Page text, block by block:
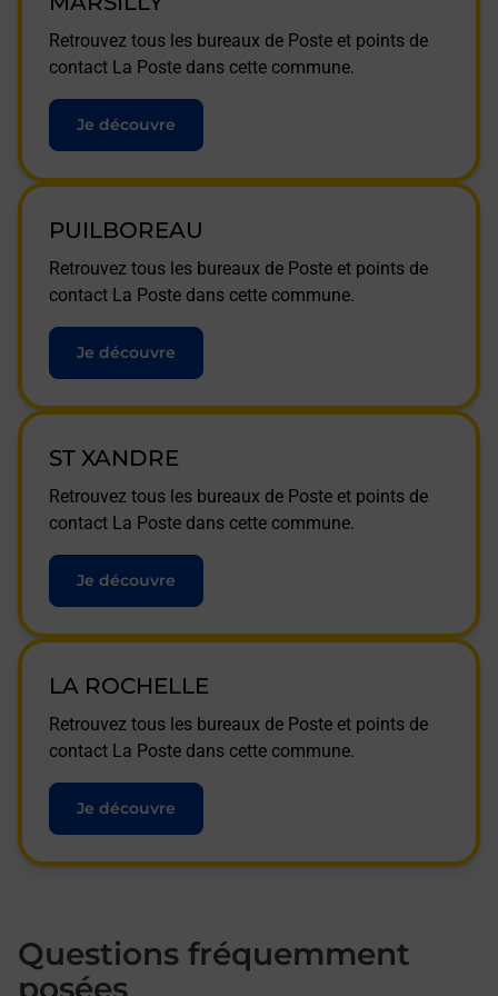
Retrouvez tous les bureaux de Poste et points de
contact La Poste dans cette commune.
Je découvre
PUILBOREAU
Retrouvez tous les bureaux de Poste et points de
contact La Poste dans cette commune.
Je découvre
ST XANDRE
Retrouvez tous les bureaux de Poste et points de
contact La Poste dans cette commune.
Je découvre
LA ROCHELLE
Retrouvez tous les bureaux de Poste et points de
contact La Poste dans cette commune.
Je découvre
Questions fréquemment
posées